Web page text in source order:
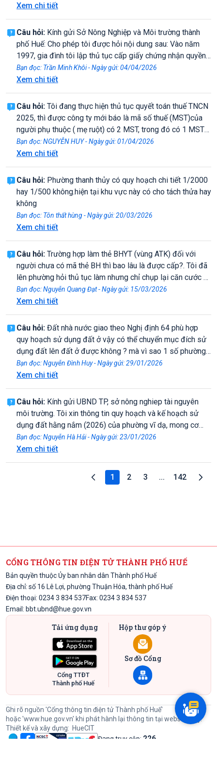
chưa đc giải quyết và cấp BHYT. Nhà trường thì bảo do
bên Bảo Hiểm giải quyết, tôi cũng đã cung cấp đầy đủ hồ
sơ. Nhưng gần hết năm học vẫn chưa đc cấp BHYT , bảo
hiểm học sinh thì phải đăng kí theo trường. Vậy tôi phải
làm sao khi con tôi đã đóng tiền nhưng ko đc cấp BHYT.
Mong cơ quan chức năng giải quyết
Xem chi tiết
Câu hỏi: Kính gửi Sở Nông Nghiệp và Môi trường thành
phố Huế: Cho phép tôi được hỏi nội dung sau: Vào năm
1997, gia đình tôi lập thủ tục cấp giấy chứng nhận quyền
sử dụng đất, được UBND huyện Phú Lộc, tỉnh Thừa Thiên
Huế cấp giấy chứng nhận quyền sử dụng đất, hạn mức
cấp đất ở năm 1997, được thực hiện theo Luật đất đai
năm 1993 tối đa là 200m2 đất ở. Hiện nay gia đình tôi
muốn chuyển mục đích sử dụng đất từ đất vườn sang đất
ở đối với quyền sử dụng đất nêu trên thì có được áp dụng
miễn giảm 70% tiền sử dụng đất Theo Nghị quyết
254/2025/QH15 ngày 11/12/2025 của Quốc hội quy định
Bạn đọc: Trần Minh Khôi - Ngày gửi: 04/04/2026
Xem chi tiết
Câu hỏi: Tôi đang thực hiện thủ tục quyết toán thuế TNCN
2025, thì được công ty mới báo là mã số thuế (MST)của
người phụ thuộc ( mẹ ruột) có 2 MST, trong đó có 1 MST
phi nông nghiệp, nên cần thực hiện cắt mới thực hiện quyết
toán thuế được. Các năm khác không gặp vấn đề này. Năm
2025 tôi có 3 nguồn thu ( cty cũtại Quảng Nam, tại trường
Bách Khoa và cty mới ở Huế). Xin hỏi liên hệ ai, bộ phận
nào để được hỗ trợ xử lý. Trân trọng
Bạn đọc: NGUYỄN HUY - Ngày gửi: 01/04/2026
Xem chi tiết
Câu hỏi: Phường thanh thủy có quy hoạch chi tiết 1/2000
hay 1/500 không.hiện tại khu vực này có cho tách thửa hay
không
Bạn đọc: Tôn thất hùng - Ngày gửi: 20/03/2026
Xem chi tiết
Câu hỏi: Trường hợp làm thẻ BHYT (vùng ATK) đối với
người chưa có mã thẻ BH thì bao lâu là được cấp?. Tôi đã
lên phường hỏi thủ tục làm nhưng chỉ chụp lại căn cước và
bảo sẽ gủi sang cho BHXH nhưng không biết thời gian
như thế nào? và khi nào sẽ được câp?. Tôi xin cám ơn
Bạn đọc: Nguyễn Quang Đạt - Ngày gửi: 15/03/2026
Xem chi tiết
Câu hỏi: Đất nhà nước giao theo Nghị định 64 phù hợp
quy hoạch sử dụng đất ở vậy có thể chuyển mục đích sử
dụng đất lên đất ở được không ? mà vì sao 1 số phường
cụ thể là phường Vỹ dạ lại từ chối hồ sơ chuyển đổi ? xin
cho câu trả lời cụ thể, cám ơn!
Bạn đọc: Nguyễn Đình Huy - Ngày gửi: 29/01/2026
Xem chi tiết
Câu hỏi: Kính gửi UBND TP, sở nông nghiep tài nguyên
môi trường. Tôi xin thông tin quy hoạch và kế hoạch sử
dụng đất hằng nắm (2026) của phường vĩ dạ, mong cơ
quan hữu qan giải đáp giùm tôi, tôi xin cám ơn
Bạn đọc: Nguyễn Hà Hải - Ngày gửi: 23/01/2026
Xem chi tiết
1 2 3 ... 142
CỔNG THÔNG TIN ĐIỆN TỬ THÀNH PHỐ HUẾ
Bản quyền thuộc Ủy ban nhân dân Thành phố Huế
Địa chỉ: số 16 Lê Lợi, phường Thuận Hóa, thành phố Huế
Điện thoại: 0234 3 834 537Fax: 0234 3 834 537
Email: bbt.ubnd@hue.gov.vn
Tải ứng dụng
Cổng TTĐT
Thành phố Huế
Hộp thư góp ý
Sơ đồ Cổng
Ghi rõ nguồn 'Cổng thông tin điện tử Thành phố Huế'
hoặc'www.hue.gov.vn' khi phát hành lại thông tin tại website này.
Thiết kế và xây dựng: HueCIT
Đang truy cập: 226